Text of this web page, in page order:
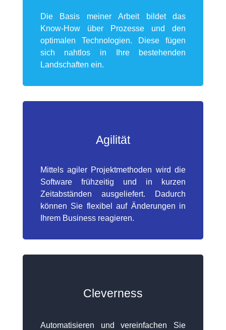
Die Basis meiner Arbeit bildet das
Know-How über Prozesse und den
optimalen Technologien. Diese fügen
sich nahtlos in Ihre bestehenden
Landschaften ein.
Agilität
Mittels agiler Projektmethoden wird die
Software frühzeitig und in kurzen
Zeitabständen ausgeliefert. Dadurch
können Sie flexibel auf Änderungen in
Ihrem Business reagieren.
Cleverness
Automatisieren und vereinfachen Sie